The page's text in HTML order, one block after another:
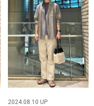
2024.08.10 UP